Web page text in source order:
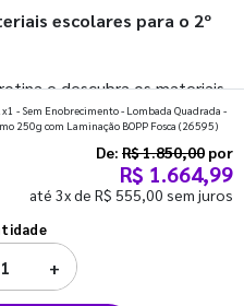
escolares para o 2º
e descubra os materiais
começar o segundo
- Sem Enobrecimento - Lombada Quadrada -
250g com Laminação BOPP Fosca (26595)
De: R$ 1.850,00 por
R$ 1.664,99
até 3x de R$ 555,00 sem juros
+